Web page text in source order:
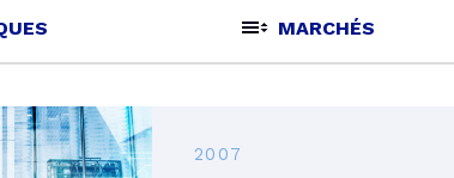
MARCHÉS
2007